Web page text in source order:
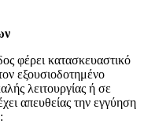
φέρει κατασκευαστικό
εξουσιοδοτημένο
λειτουργίας ή σε
απευθείας την εγγύηση